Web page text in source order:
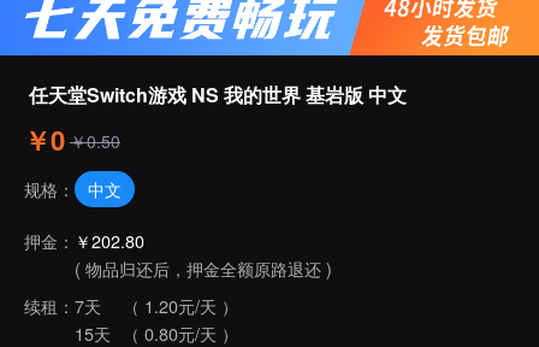
任天堂Switch游戏 NS 我的世界 基岩版 中文
￥0 ￥0.50
规格： 中文
押金： ￥202.80
( 物品归还后，押金全额原路退还 )
续租： 7天
（ 1.20元/天 ）
15天
（ 0.80元/天 ）